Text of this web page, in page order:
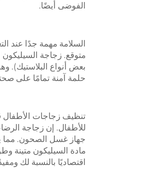
الفوضى أيضًا.
بعض أنواع البلاستيك).
حلمة آمنة تمامًا على
للأطفال. إن زجاجة
جهاز غسل الصحون. مما
مادة السيليكون متينة
اقتصاديًا بالنسبة لك